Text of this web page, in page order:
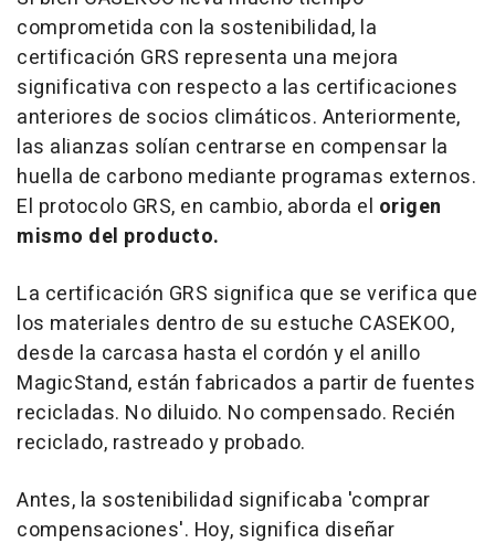
comprometida con la sostenibilidad, la
certificación GRS representa una mejora
significativa con respecto a las certificaciones
anteriores de socios climáticos. Anteriormente,
las alianzas solían centrarse en compensar la
huella de carbono mediante programas externos.
El protocolo GRS, en cambio, aborda el origen
mismo del producto.
La certificación GRS significa que se verifica que
los materiales dentro de su estuche CASEKOO,
desde la carcasa hasta el cordón y el anillo
MagicStand, están fabricados a partir de fuentes
recicladas. No diluido. No compensado. Recién
reciclado, rastreado y probado.
Antes, la sostenibilidad significaba 'comprar
compensaciones'. Hoy, significa diseñar